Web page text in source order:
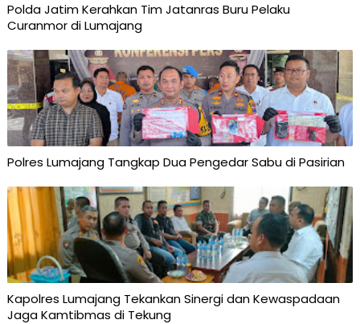
Polda Jatim Kerahkan Tim Jatanras Buru Pelaku
Curanmor di Lumajang
Polres Lumajang Tangkap Dua Pengedar Sabu di Pasirian
Kapolres Lumajang Tekankan Sinergi dan Kewaspadaan
Jaga Kamtibmas di Tekung